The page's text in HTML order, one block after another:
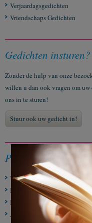
Verjaardagsgedichten
Vriendschaps Gedichten
Gedichten insturen?
Zonder de hulp van onze
willen u dan ook vragen om uw
ons in te sturen!
Stuur ook uw gedicht in!
Populaire gedichten
Vijftig jaar getrouwd
I miss you
I miss you like crazy
Afscheid van een trouwe